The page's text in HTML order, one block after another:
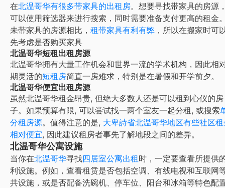
在北温哥华有很多带家具的出租房。想要寻找带家具的房源
可以使用筛选器来进行搜索，同时需要准备支付更高的租金
未带家具的房源相比， 租带家具有利有弊 ，所以在搬家时可
先考虑是否购买家具
北温哥华短租出租房源
北温哥华拥有大量工作机会和世界一流的学术机构，因此相
期灵活的短租房简直一房难求，特别是在暑假和开学前夕。
北温哥华便宜出租房源
虽然北温哥华租金昂贵, 但绝大多数人还是可以租到心仪的房
子。如果预算有限, 可以尝试找一两个室友一起分租, 或搜索
分租房源。值得注意的是, 大卑詩省北温哥华地区有些社区
相对便宜, 因此建议租房者事先了解地段之间的差异。
北温哥华公寓设施
当你在北温哥华寻找四居室公寓出租时，一定要查看所提供
利设施。例如，查看租赁是否包括空调、有线电视和互联网
共设施，或是否配备洗碗机、停车位、阳台和冰箱等特色配